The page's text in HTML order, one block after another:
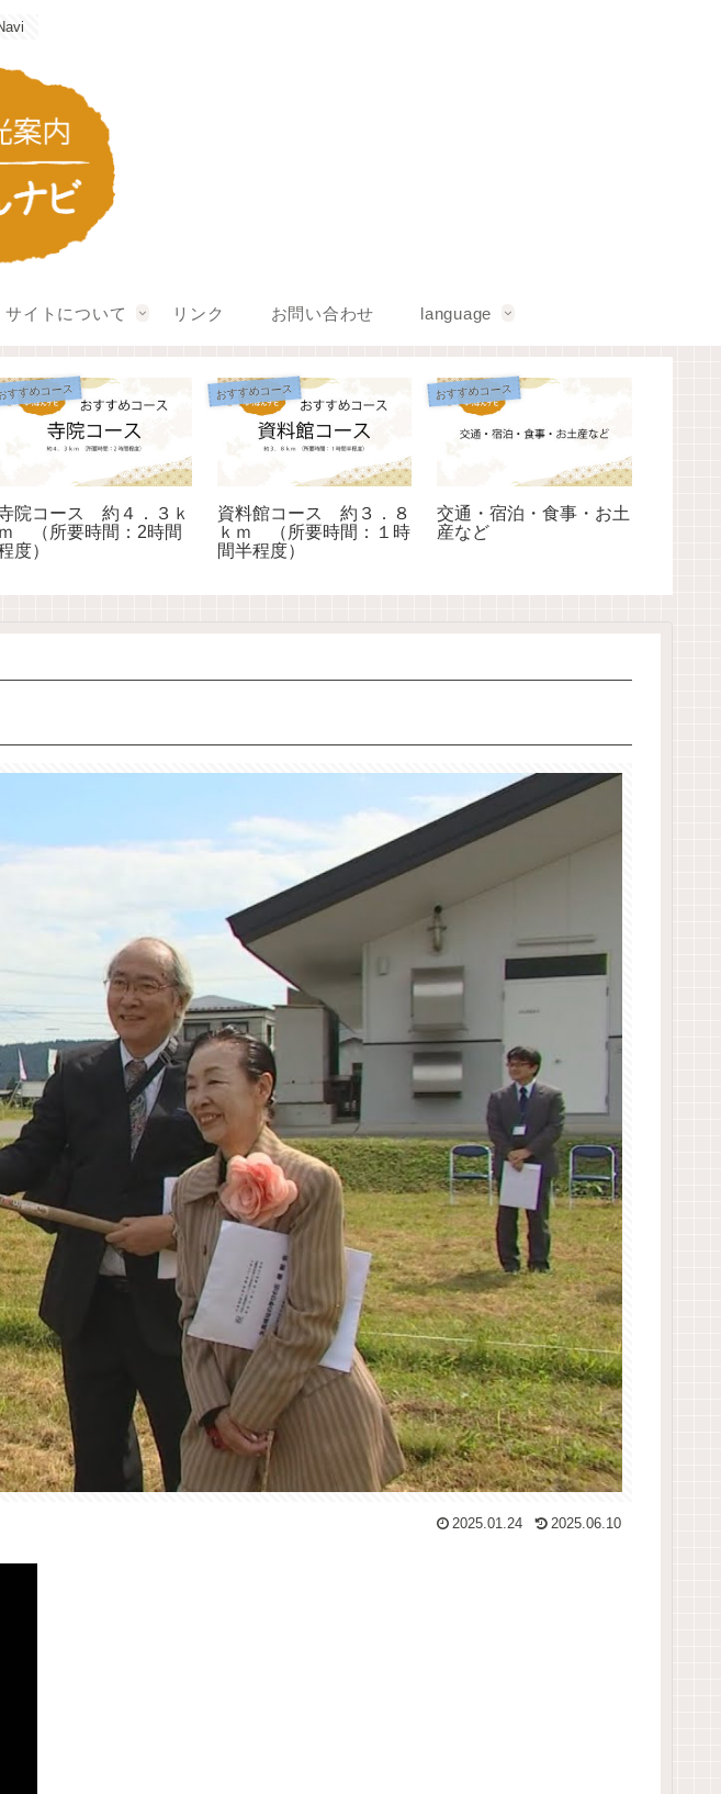
サイトについて リンク お問い合わせ language
すすめコース
院コース 約４．３ｋ
ｍ （所要時間：2時間
度）
おすすめコース
資料館コース 約３．８
ｋｍ （所要時間：１時
間半程度）
おすすめコース
交通・宿泊・食事・お土
産など
2025.01.24 2025.06.10